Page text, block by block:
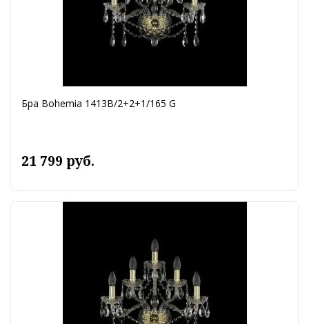
Бра Bohemia 1413B/2+2+1/165 G
21 799 руб.